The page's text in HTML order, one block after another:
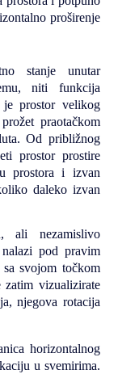
proširenje
stanje unutar
niti funkcija
prostor velikog
praotačkom
Od približnog
prostor prostire
prostora i izvan
daleko izvan
ali nezamislivo
pod pravim
svojom točkom
zatim vizualizirate
njegova rotacija
horizontalnog
u svemirima.